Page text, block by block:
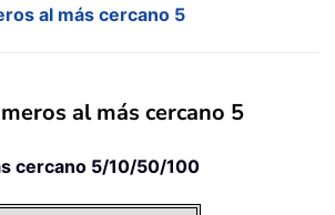
al más cercano 5
al más cercano 5
cercano 5/10/50/100